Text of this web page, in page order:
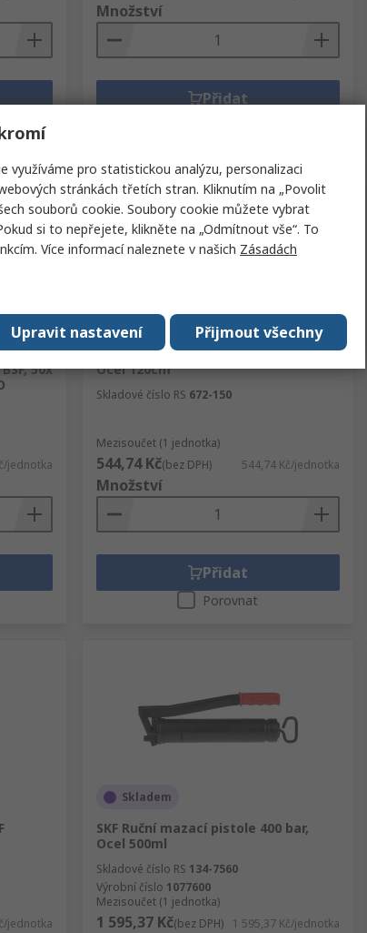
Množství
Přidat
H1
50x
jednotka
Skladem
RS PRO Ruční mazací pistole 2500 psi,
Ocel 120cm³
Skladové číslo RS 672-150
Mezisoučet (1 jednotka)
544,74 Kč(bez DPH) 544,74 Kč/jednotka
Množství
Přidat
Porovnat
jednotka
Skladem
SKF Ruční mazací pistole 400 bar,
Ocel 500ml
Skladové číslo RS 134-7560
Výrobní číslo 1077600
Mezisoučet (1 jednotka)
1 595,37 Kč(bez DPH) 1 595,37 Kč/jednotka
využíváme pro statistickou analýzu, personalizaci
stránkách třetích stran. Kliknutím na „Povolit
souborů cookie. Soubory cookie můžete vybrat
si to nepřejete, klikněte na „Odmítnout vše“. To
Více informací naleznete v našich Zásadách
Přijmout všechny
Upravit nastavení